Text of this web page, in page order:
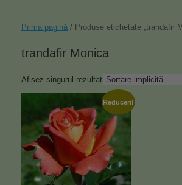
Prima pagină / Produse etichetate „trandafir
trandafir Monica
Afișez singurul rezultat
Reduceri!